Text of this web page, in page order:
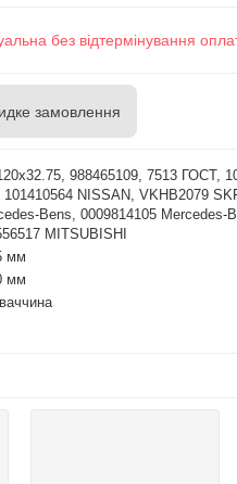
без відтермінування
замовлення
988465109, 7513 ГОСТ,
101410564 NISSAN, VKHB2079
Bens, 0009814105 Mercedes-
MITSUBISHI
мм
мм